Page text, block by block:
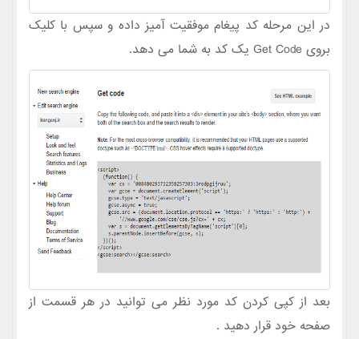
در این مرحله کد پیغام موفقیت آمیز داده و سپس با کلیک
بروی Get Code یک کد به شما می دهد.
بعد از کپی کردن کد مورد نظر می توانید در هر قسمت از
صفحه خود قرار دهید .